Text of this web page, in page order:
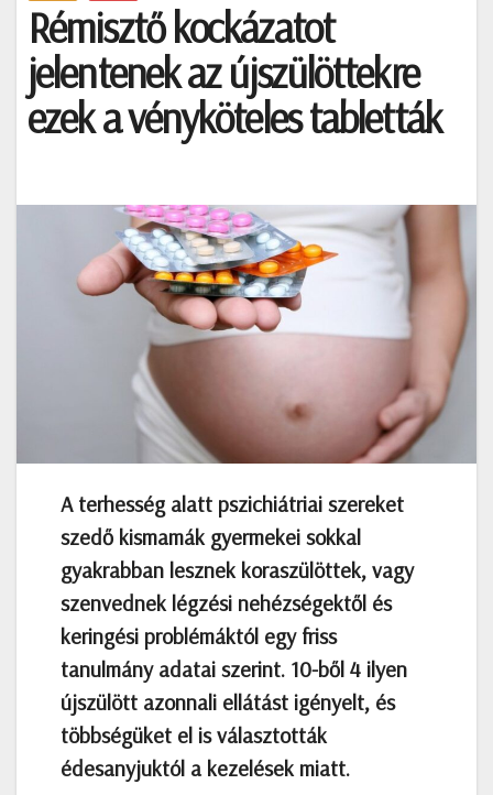
Rémisztő kockázatot
jelentenek az újszülöttekre
ezek a vényköteles tabletták
A terhesség alatt pszichiátriai szereket
szedő kismamák gyermekei sokkal
gyakrabban lesznek koraszülöttek, vagy
szenvednek légzési nehézségektől és
keringési problémáktól egy friss
tanulmány adatai szerint. 10-ből 4 ilyen
újszülött azonnali ellátást igényelt, és
többségüket el is választották
édesanyjuktól a kezelések miatt.